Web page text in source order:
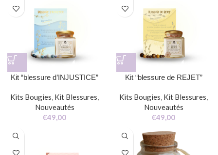
Kit “blessure d’INJUSTICE”
Kits Bougies, Kit Blessures,
Nouveautés
€49,00
Kit “blessure de REJET”
Kits Bougies, Kit Blessures,
Nouveautés
€49,00